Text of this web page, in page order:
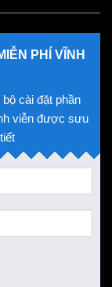
PHÍ VĨNH
cài đặt phần
viễn được sưu